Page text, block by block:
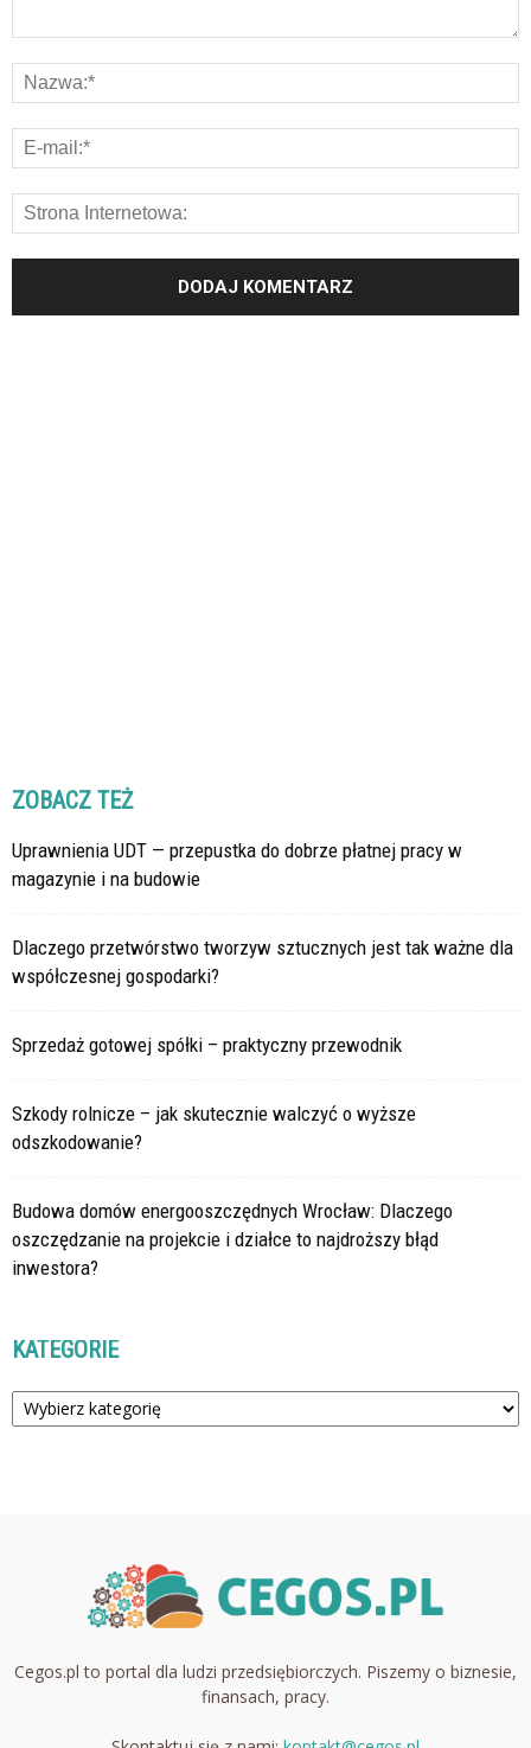
ZOBACZ TEŻ
Uprawnienia UDT — przepustka do dobrze płatnej pracy w
magazynie i na budowie
Dlaczego przetwórstwo tworzyw sztucznych jest tak ważne dla
współczesnej gospodarki?
Sprzedaż gotowej spółki – praktyczny przewodnik
Szkody rolnicze – jak skutecznie walczyć o wyższe
odszkodowanie?
Budowa domów energooszczędnych Wrocław: Dlaczego
oszczędzanie na projekcie i działce to najdroższy błąd
inwestora?
KATEGORIE
Kategorie
Cegos.pl to portal dla ludzi przedsiębiorczych. Piszemy o biznesie,
finansach, pracy.